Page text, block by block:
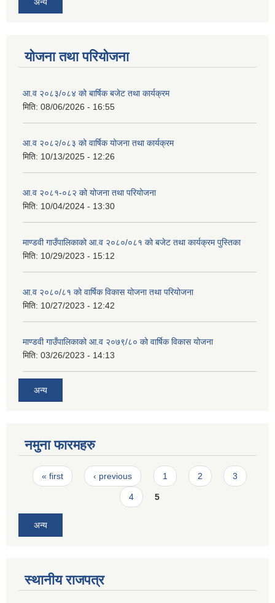
अन्य
योजना तथा परियोजना
आ.व २०८३/०८४ को बार्षिक बजेट तथा कार्यक्रम
मिति: 08/06/2026 - 16:55
आ.व २०८२/०८३ को वार्षिक योजना तथा कार्यक्रम
मिति: 10/13/2025 - 12:26
आ.व २०८१-०८२ को योजना तथा परियोजना
मिति: 10/04/2024 - 13:30
माण्डवी गाउँपालिकाको आ.व २०८०/०८१ को बजेट तथा कार्यक्रम पुस्तिका
मिति: 10/29/2023 - 15:12
आ.व २०८०/८१ को वार्षिक विकास योजना तथा परियोजना
मिति: 10/27/2023 - 12:42
माण्डवी गाउँपालिकाको आ.व २०७९/८० को वार्षिक विकास योजना
मिति: 03/26/2023 - 14:13
अन्य
नमुना फारमहरु
Pages
« first ‹ previous 1 2 3
4 5
अन्य
स्थानीय राजपत्र